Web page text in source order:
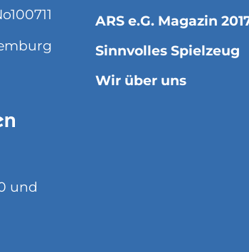
und
ARS e.G. Magazin
Sinnvolles Spielzeug
Wir über uns